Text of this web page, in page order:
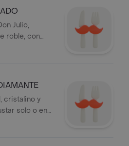
Julio,
roble, con
caramelo.
cristalino y
solo o en